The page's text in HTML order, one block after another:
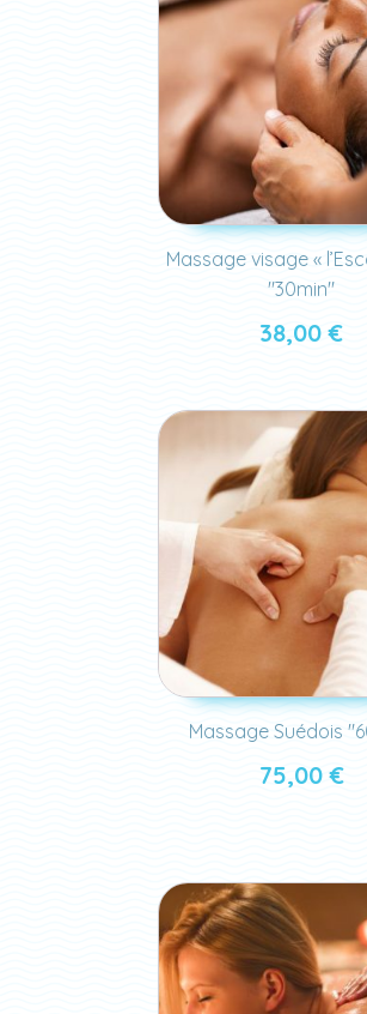
Massage visage «
"30min"
38,00€
Massage Suédois
75,00€